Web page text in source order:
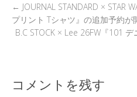
← JOURNAL STANDARD × STAR
プリント Tシャツ』の追加予約が
B.C STOCK × Lee 26FW『101
コメントを残す